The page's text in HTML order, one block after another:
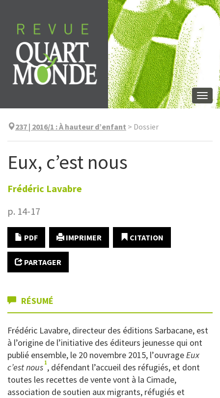
contenu
237 | 2016/1 :À hauteur d’enfant > Dossier
Eux, c’est nous
Frédéric Lavabre
p. 14-17
PDF IMPRIMER CITATION
PARTAGER
RÉSUMÉ
Frédéric Lavabre, directeur des éditions Sarbacane, est
à l’origine de l’initiative des éditeurs jeunesse qui ont
publié ensemble, le 20 novembre 2015, l’ouvrageEux
c’est nous 1, défendant l’accueil des réfugiés, et dont
toutes les recettes de ventevont à la Cimade,
association de soutien aux migrants, réfugiés et